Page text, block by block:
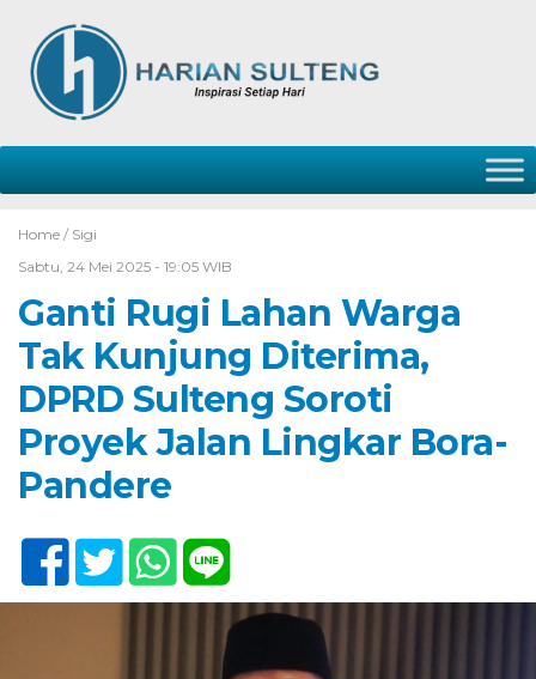
Home / Sigi
Sabtu, 24 Mei 2025 - 19:05 WIB
Ganti Rugi Lahan Warga
Tak Kunjung Diterima,
DPRD Sulteng Soroti
Proyek Jalan Lingkar Bora-
Pandere